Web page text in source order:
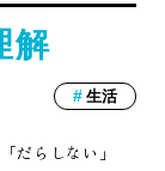
解
生活
だらしない」